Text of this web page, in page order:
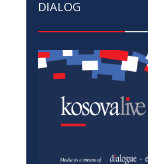
DIALOG